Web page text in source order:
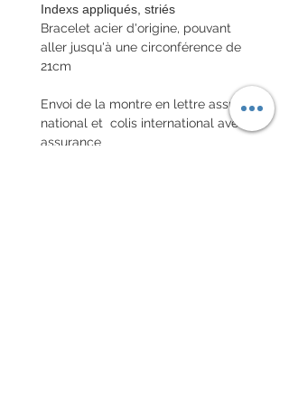
Indexs appliqués, striés
Bracelet acier d'origine, pouvant
aller jusqu'à une circonférence de
21cm
Envoi de la montre en lettre assuré
national et colis international avec
assurance